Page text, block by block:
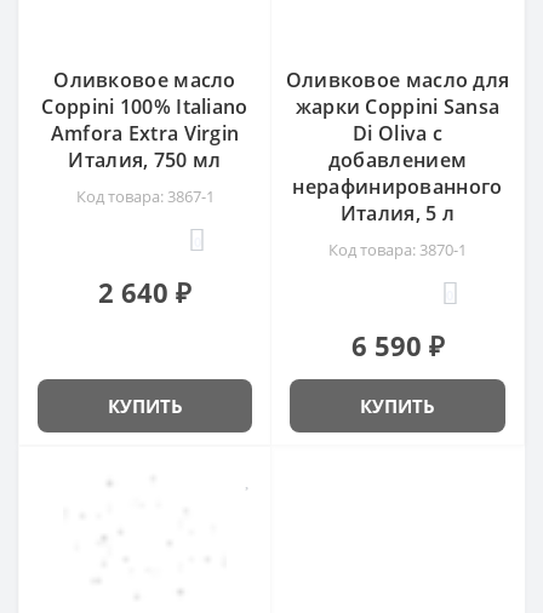
Оливковое масло
Coppini 100% Italiano
Amfora Extra Virgin
Италия, 750 мл
Код товара: 3867-1
2 640 ₽
КУПИТЬ
Оливковое масло для
жарки Coppini Sansa
Di Oliva с
добавлением
нерафинированного
Италия, 5 л
Код товара: 3870-1
6 590 ₽
КУПИТЬ